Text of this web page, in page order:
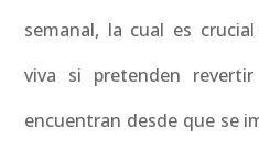
semanal, la cual es
viva si pretenden
encuentran desde que se